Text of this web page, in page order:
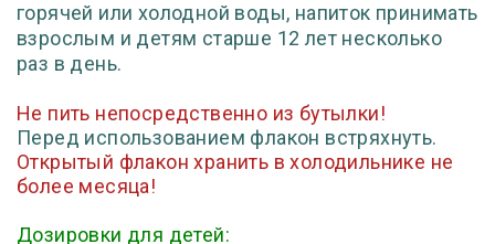
горячей или холодной воды, напиток принимать
взрослым и детям старше 12 лет несколько
раз в день.
Не пить непосредственно из бутылки!
Перед использованием флакон встряхнуть.
Открытый флакон хранить в холодильнике не
более месяца!
Дозировки для детей: